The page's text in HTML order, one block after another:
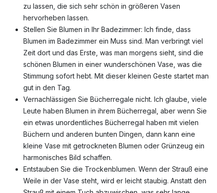
zu lassen, die sich sehr schön in größeren Vasen
hervorheben lassen.
Stellen Sie Blumen in Ihr Badezimmer: Ich finde, dass
Blumen im Badezimmer ein Muss sind. Man verbringt viel
Zeit dort und das Erste, was man morgens sieht, sind die
schönen Blumen in einer wunderschönen Vase, was die
Stimmung sofort hebt. Mit dieser kleinen Geste startet man
gut in den Tag.
Vernachlässigen Sie Bücherregale nicht. Ich glaube, viele
Leute haben Blumen in ihrem Bücherregal, aber wenn Sie
ein etwas unordentliches Bücherregal haben mit vielen
Büchern und anderen bunten Dingen, dann kann eine
kleine Vase mit getrockneten Blumen oder Grünzeug ein
harmonisches Bild schaffen.
Entstauben Sie die Trockenblumen. Wenn der Strauß eine
Weile in der Vase steht, wird er leicht staubig. Anstatt den